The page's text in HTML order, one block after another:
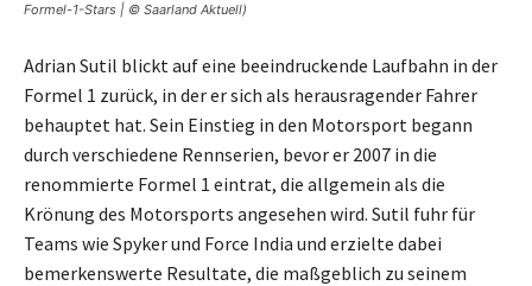
Formel-1-Stars | © Saarland Aktuell)
Adrian Sutil blickt auf eine beeindruckende Laufbahn in der
Formel 1 zurück, in der er sich als herausragender Fahrer
behauptet hat. Sein Einstieg in den Motorsport begann
durch verschiedene Rennserien, bevor er 2007 in die
renommierte Formel 1 eintrat, die allgemein als die
Krönung des Motorsports angesehen wird. Sutil fuhr für
Teams wie Spyker und Force India und erzielte dabei
bemerkenswerte Resultate, die maßgeblich zu seinem